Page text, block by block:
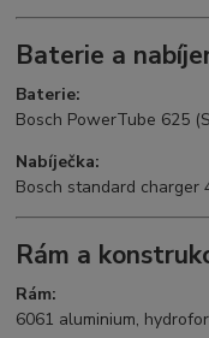
Baterie a
Baterie:
Bosch PowerTube 625
Nabíječka:
Bosch standard charger
Rám a
Rám:
6061 aluminium,